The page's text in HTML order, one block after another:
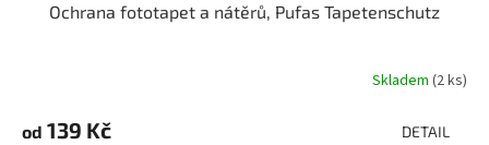
Ochrana fototapet a nátěrů, Pufas Tapetenschutz
Skladem (2 ks)
od 139 Kč DETAIL